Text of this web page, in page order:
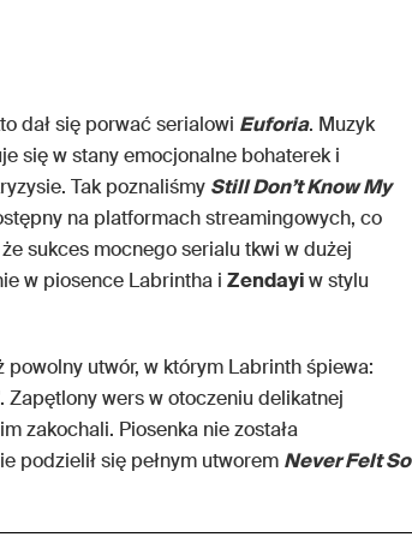
dał się porwać serialowi Euforia. Muzyk
się w stany emocjonalne bohaterek i
Tak poznaliśmy Still Don’t Know My
na platformach streamingowych, co
sukces mocnego serialu tkwi w dużej
w piosence Labrintha i Zendayiw stylu
utwór, w którym Labrinth śpiewa:
. Zapętlony wers w otoczeniu delikatnej
zakochali. Piosenka nie została
podzielił się pełnym utworem Never Felt So